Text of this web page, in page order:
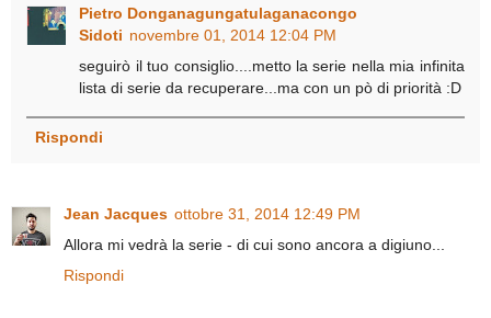
Pietro Donganagungatulaganacongo
Sidoti novembre 01, 2014 12:04 PM
seguirò il tuo consiglio....metto la serie nella mia infinita
lista di serie da recuperare...ma con un pò di priorità :D
Rispondi
Jean Jacques ottobre 31, 2014 12:49 PM
Allora mi vedrà la serie - di cui sono ancora a digiuno...
Rispondi